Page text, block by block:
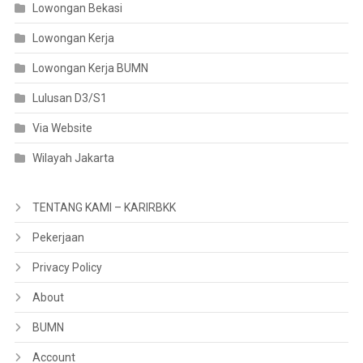
Lowongan Bekasi
Lowongan Kerja
Lowongan Kerja BUMN
Lulusan D3/S1
Via Website
Wilayah Jakarta
TENTANG KAMI – KARIRBKK
Pekerjaan
Privacy Policy
About
BUMN
Account